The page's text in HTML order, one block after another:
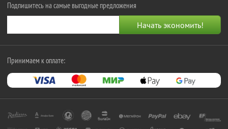
Подпишитесь на самые выгодные предложения
Принимаем к оплате: